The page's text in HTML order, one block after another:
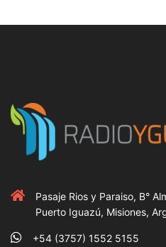
Pasaje Rios y Paraiso, B°
Puerto Iguazú, Misiones,
+54 (3757) 1552 5155